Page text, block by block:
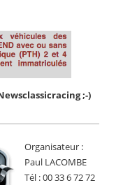
;-)
Organisateur :
Paul LACOMBE
Tél : 00 33 6 72 72